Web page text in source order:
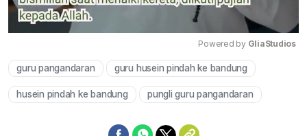
Mute
Powered by GliaStudios
guru pangandaran guru husein pindah ke bandung
husein pindah ke bandung pungli guru pangandaran